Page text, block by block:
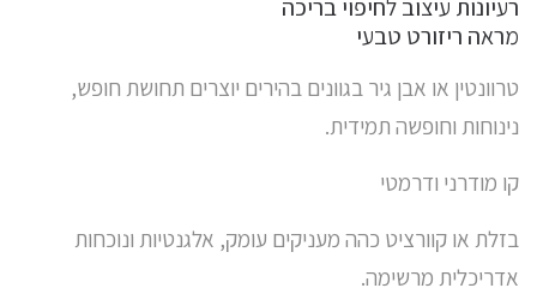
רעיונות עיצוב לחיפוי בריכה
מראה ריזורט טבעי
טרוונטין או אבן גיר בגוונים בהירים יוצרים תחושת חופש,
נינוחות וחופשה תמידית.
קו מודרני ודרמטי
בזלת או קוורציט כהה מעניקים עומק, אלגנטיות ונוכחות
אדריכלית מרשימה.